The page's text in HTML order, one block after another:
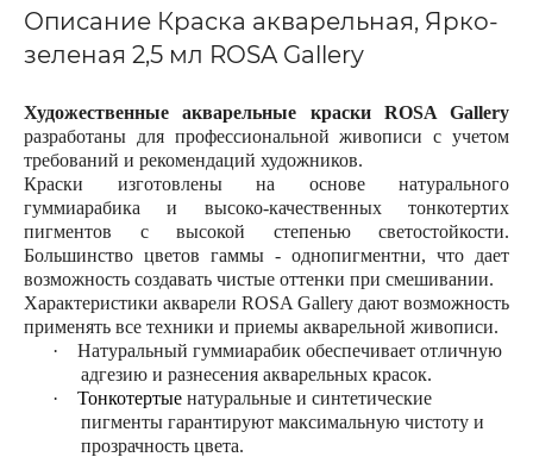
Описание Краска акварельная, Ярко-
зеленая 2,5 мл ROSA Gallery
Художественные акварельные краски ROSA Gallery
разработаны для профессиональной живописи с учетом
требований и рекомендаций художников.
Краски изготовлены на основе натурального
гуммиарабика и высоко-качественных тонкотертих
пигментов с высокой степенью светостойкости.
Большинство цветов гаммы - однопигментни, что дает
возможность создавать чистые оттенки при смешивании.
Характеристики акварели ROSA Gallery дают возможность
применять все техники и приемы акварельной живописи.
·
Натуральный гуммиарабик обеспечивает отличную
адгезию и разнесения акварельных красок.
·
Тонкотертые натуральные и синтетические
пигменты гарантируют максимальную чистоту и
прозрачность цвета.